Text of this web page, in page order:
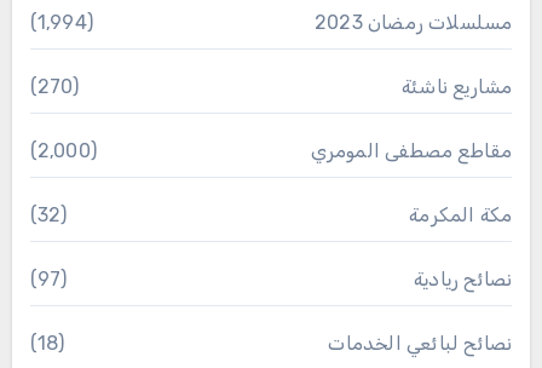
مسلسلات رمضان 2023 (1٬994)
مشاريع ناشئة (270)
مقاطع مصطفى المومري (2٬000)
مكة المكرمة (32)
نصائح ريادية (97)
نصائح لبائعي الخدمات (18)